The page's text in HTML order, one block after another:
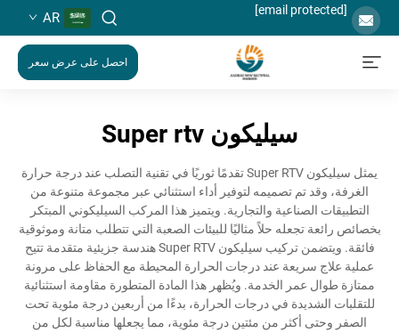
[email protected]
AR
احصل على عرض سعر
سيليكون Super rtv
يمثل سيليكون Super RTV تقدمًا ثوريًا في تقنية التصلب عند درجة حرارة
الغرفة، وقد تم تصميمه لتوفير أداء استثنائي عبر مجموعة متنوعة من
التطبيقات الصناعية والتجارية. ويتميز هذا المركب السيليكوني المبتكر
بخصائص رائعة تجعله حلاً مثاليًا للبيئات الصعبة التي تتطلب متانة وموثوقية
فائقة. ويتضمن تركيب سيليكون Super RTV هندسة جزيئية متقدمة تتيح
عملية علاج سريعة عند درجات الحرارة المحيطة مع الحفاظ على مرونة
ممتازة طوال عمر الخدمة. ويُظهر هذا المادة المتطورة مقاومة استثنائية
للتقلبات الشديدة في درجات الحرارة، بدءًا من أربعين درجة مئوية تحت
الصفر وحتى أكثر من مئتين درجة مئوية، مما يجعلها مناسبة لكل من